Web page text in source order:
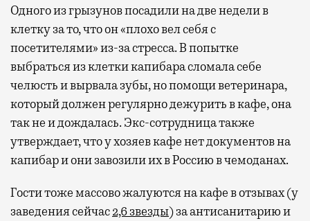
Одного из грызунов посадили на две недели в
клетку за то, что он «плохо вел себя с
посетителями» из-за стресса. В попытке
выбраться из клетки капибара сломала себе
челюсть и вырвала зубы, но помощи ветеринара,
который должен регулярно дежурить в кафе, она
так не и дождалась. Экс-сотрудница также
утверждает, что у хозяев кафе нет документов на
капибар и они завозили их в Россию в чемоданах.
Гости тоже массово жалуются на кафе в отзывах (у
заведения сейчас2,6 звезды) за антисанитарию и